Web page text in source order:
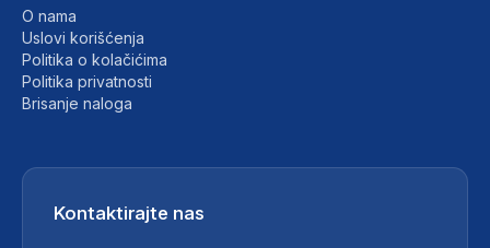
O nama
Uslovi korišćenja
Politika o kolačićima
Politika privatnosti
Brisanje naloga
Kontaktirajte nas